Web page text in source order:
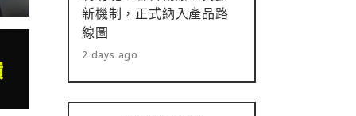
新機制，正式納入產品路
線圖
2 days ago